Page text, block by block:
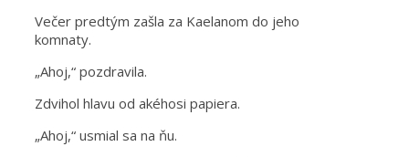
Večer predtým zašla za Kaelanom do jeho
komnaty.
„Ahoj,“ pozdravila.
Zdvihol hlavu od akéhosi papiera.
„Ahoj,“ usmial sa na ňu.